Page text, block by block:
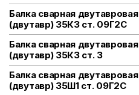
Балка сварная двутавровая
(двутавр) 35К3 ст. 09Г2С
Балка сварная двутавровая
(двутавр) 35К3 ст. 3
Балка сварная двутавровая
(двутавр) 35Ш1 ст. 09Г2С